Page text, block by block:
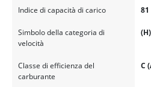
Indice di capacità di carico 81
Simbolo della categoria di
velocità
Classe di efficienza del
carburante
C